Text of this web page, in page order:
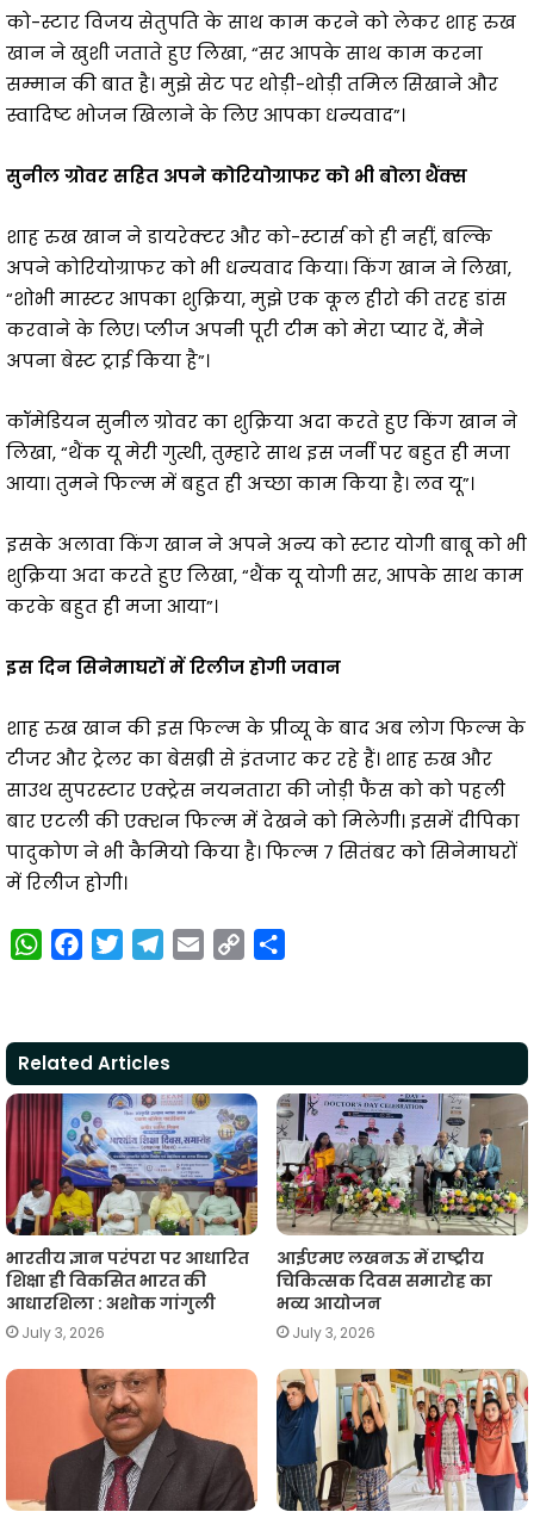
को-स्टार विजय सेतुपति के साथ काम करने को लेकर शाह रुख
खान ने खुशी जताते हुए लिखा, “सर आपके साथ काम करना
सम्मान की बात है। मुझे सेट पर थोड़ी-थोड़ी तमिल सिखाने और
स्वादिष्ट भोजन खिलाने के लिए आपका धन्यवाद”।
सुनील ग्रोवर सहित अपने कोरियोग्राफर को भी बोला थैंक्स
शाह रुख खान ने डायरेक्टर और को-स्टार्स को ही नहीं, बल्कि
अपने कोरियोग्राफर को भी धन्यवाद किया। किंग खान ने लिखा,
“शोभी मास्टर आपका शुक्रिया, मुझे एक कूल हीरो की तरह डांस
करवाने के लिए। प्लीज अपनी पूरी टीम को मेरा प्यार दें, मैंने
अपना बेस्ट ट्राई किया है”।
कॉमेडियन सुनील ग्रोवर का शुक्रिया अदा करते हुए किंग खान ने
लिखा, “थैंक यू मेरी गुत्थी, तुम्हारे साथ इस जर्नी पर बहुत ही मजा
आया। तुमने फिल्म में बहुत ही अच्छा काम किया है। लव यू”।
इसके अलावा किंग खान ने अपने अन्य को स्टार योगी बाबू को भी
शुक्रिया अदा करते हुए लिखा, “थैंक यू योगी सर, आपके साथ काम
करके बहुत ही मजा आया”।
इस दिन सिनेमाघरों में रिलीज होगी जवान
शाह रुख खान की इस फिल्म के प्रीव्यू के बाद अब लोग फिल्म के
टीजर और ट्रेलर का बेसब्री से इंतजार कर रहे हैं। शाह रुख और
साउथ सुपरस्टार एक्ट्रेस नयनतारा की जोड़ी फैंस को को पहली
बार एटली की एक्शन फिल्म में देखने को मिलेगी। इसमें दीपिका
पादुकोण ने भी कैमियो किया है। फिल्म 7 सितंबर को सिनेमाघरों
में रिलीज होगी।
W
t
s
A
p
p
e
b
o
o
k
t
t
e
r
e
g
r
a
m
i
y
i
n
k
r
Related Articles
भारतीय ज्ञान परंपरा पर आधारित
शिक्षा ही विकसित भारत की
आधारशिला : अशोक गांगुली
July 3, 2026
आईएमए लखनऊ में राष्ट्रीय
चिकित्सक दिवस समारोह का
भव्य आयोजन
July 3, 2026